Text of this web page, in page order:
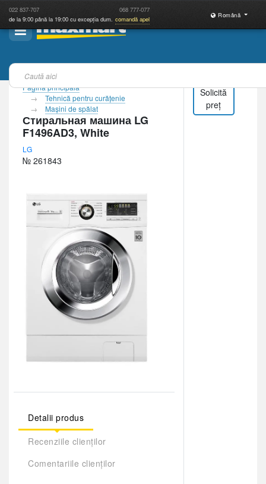
022 837-707 068 777-077
de la 9:00 până la 19:00 cu excepția dum. comandă apel
Română
Pagina principală
Tehnică pentru curăţenie
Maşini de spălat
Стиральная машина LG
F1496AD3, White
LG
№ 261843
Detalii produs
Recenziile clienților
Comentariile clienților
Solicită
preț